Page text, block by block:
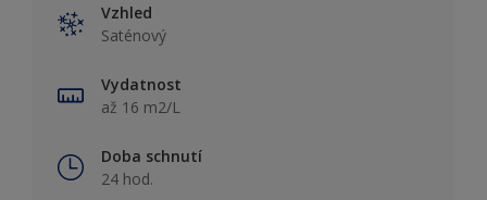
Vzhled
Saténový
Vydatnost
až 16 m2/L
Doba schnutí
24 hod.